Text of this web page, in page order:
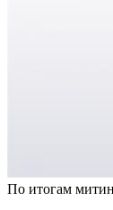
По итогам